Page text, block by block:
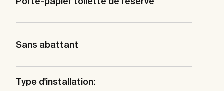
Sans abattant
Type d'installation: